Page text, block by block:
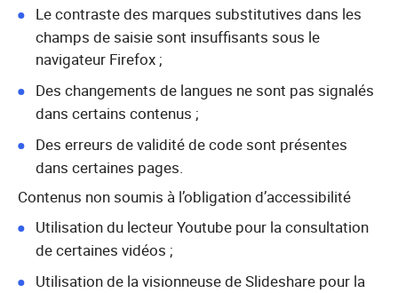
Le contraste des marques substitutives dans les
champs de saisie sont insuffisants sous le
navigateur Firefox ;
Des changements de langues ne sont pas signalés
dans certains contenus ;
Des erreurs de validité de code sont présentes
dans certaines pages.
Contenus non soumis à l’obligation d’accessibilité
Utilisation du lecteur Youtube pour la consultation
de certaines vidéos ;
Utilisation de la visionneuse de Slideshare pour la